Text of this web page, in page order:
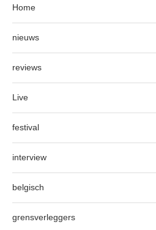
Home
nieuws
reviews
Live
festival
interview
belgisch
grensverleggers